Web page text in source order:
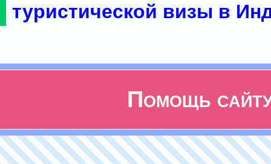
туристической визы в
Помощь